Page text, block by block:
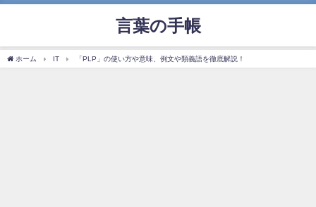
言葉の手帳
ホーム IT 「PLP」の使い方や意味、例文や類義語を徹底解説！